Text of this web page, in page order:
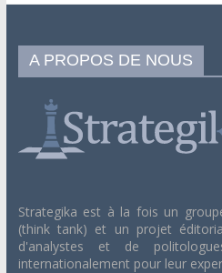
A PROPOS DE NOUS
Strategika est à la fois un
(think tank) et un projet
d'analystes et de
internationalement pour leur